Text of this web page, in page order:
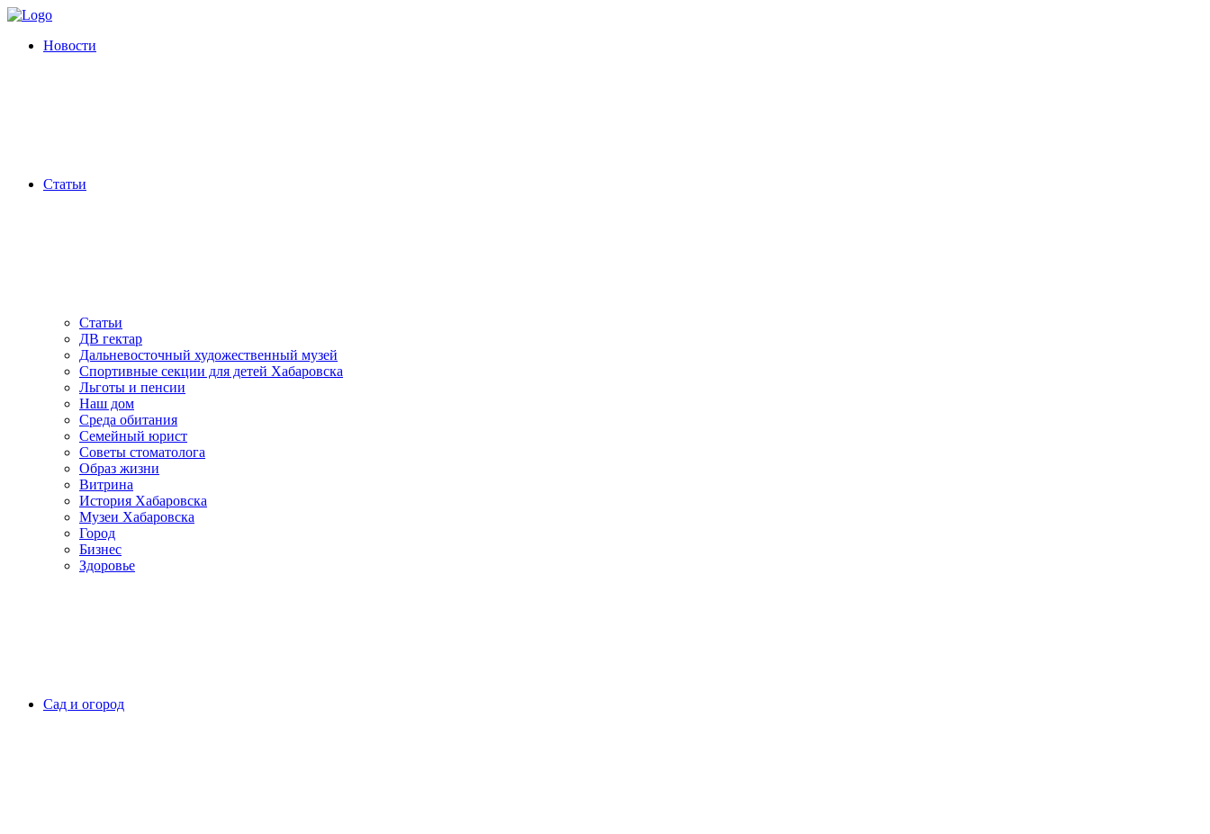
Новости
Статьи
Статьи
ДВ гектар
Дальневосточный художественный музей
Спортивные секции для детей Хабаровска
Льготы и пенсии
Наш дом
Среда обитания
Семейный юрист
Советы стоматолога
Образ жизни
Витрина
История Хабаровска
Музеи Хабаровска
Город
Бизнес
Здоровье
Сад и огород